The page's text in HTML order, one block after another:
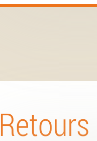
Retours